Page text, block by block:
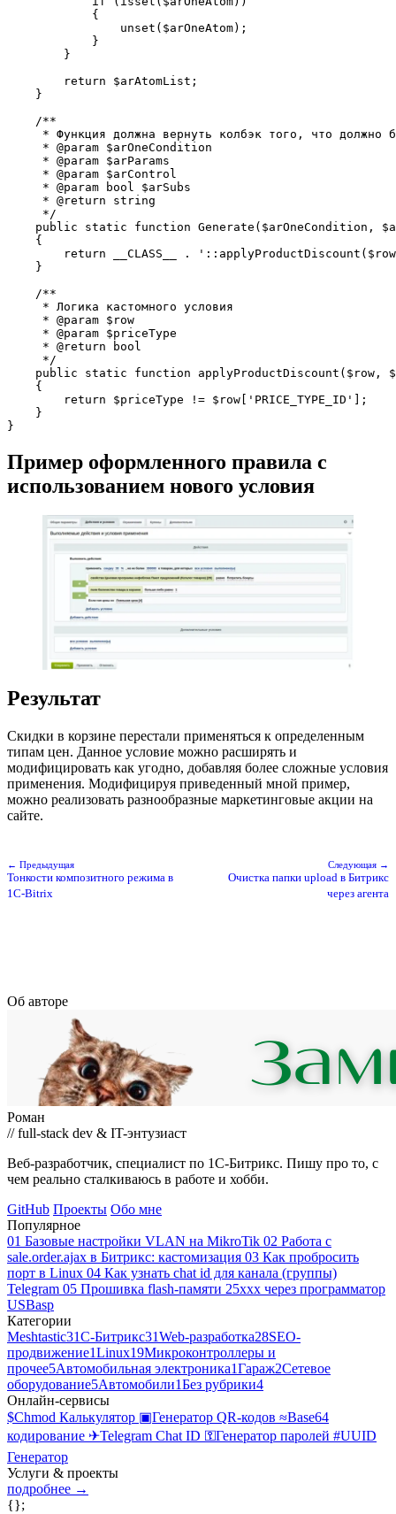
            {
                unset($arOneAtom);
            }
        }
        return $arAtomList;
    }
    /**
* Функция должна вернуть колбэк того, что должно
     * @param $arOneCondition
     * @param $arParams
     * @param $arControl
     * @param bool $arSubs
     * @return string
     */
public static function Generate($arOneCondition,
    {
return __CLASS__ .
    }
    /**
     * Логика кастомного условия
     * @param $row
     * @param $priceType
     * @return bool
     */
public static function applyProductDiscount($row,
    {
        return $priceType != $row['PRICE_TYPE_ID'];
    }
}
Пример оформленного правила с
использованием нового условия
Результат
Скидки в корзине перестали применяться к определенным
типам цен. Данное условие можно расширять и
модифицировать как угодно, добавляя более сложные условия
применения. Модифицируя приведенный мной пример,
можно реализовать разнообразные маркетинговые акции на
сайте.
← Предыдущая
Тонкости композитного режима в
1C-Bitrix
Следующая →
Очистка папки upload в Битрикс
через агентa
Об авторе
Роман
// full-stack dev & IT-энтузиаст
Веб-разработчик, специалист по 1С-Битрикс. Пишу про то, с
чем реально сталкиваюсь в работе и хобби.
GitHub Проекты Обо мне
Популярное
01 Базовые настройки VLAN на MikroTik 02 Работа с
sale.order.ajax в Битрикс: кастомизация 03 Как пробросить
порт в Linux 04 Как узнать chat id для канала (группы)
Telegram 05 Прошивка flash-памяти 25xxx через программатор
USBasp
Категории
Meshtastic31С-Битрикс31Web-разработка28SEO-
продвижение1Linux19Микроконтроллеры и
прочее5Автомобильная электроника1Гараж2Сетевое
оборудование5Автомобили1Без рубрики4
Онлайн-сервисы
$Chmod Калькулятор ▣Генератор QR-кодов ≈Base64
кодирование ✈Telegram Chat ID ⚿Генератор паролей #UUID
Генератор
Услуги & проекты
подробнее →
{};